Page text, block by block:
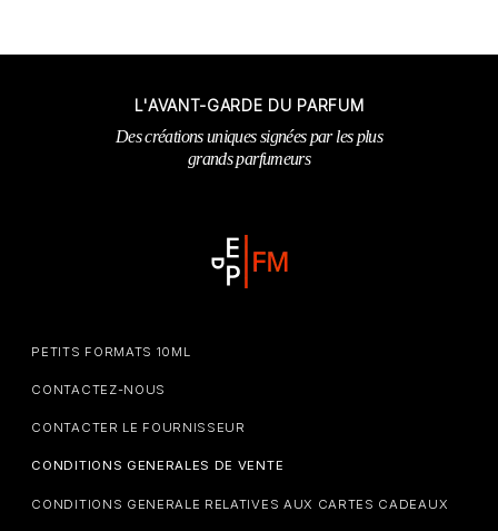
L'AVANT-GARDE DU PARFUM
Des créations uniques signées par les plus
grands parfumeurs
PETITS FORMATS 10ML
CONTACTEZ-NOUS
CONTACTER LE FOURNISSEUR
CONDITIONS GENERALES DE VENTE
CONDITIONS GENERALE RELATIVES AUX CARTES CADEAUX